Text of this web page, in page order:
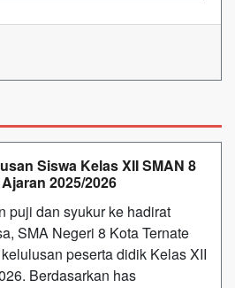
Siswa Kelas XII SMAN 8
2025/2026
puji dan syukur ke hadirat
SMA Negeri 8 Kota Ternate
peserta didik Kelas XII
Berdasarkan has